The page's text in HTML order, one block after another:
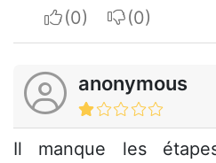
I apreciateI do not
anonymous
Il manque les